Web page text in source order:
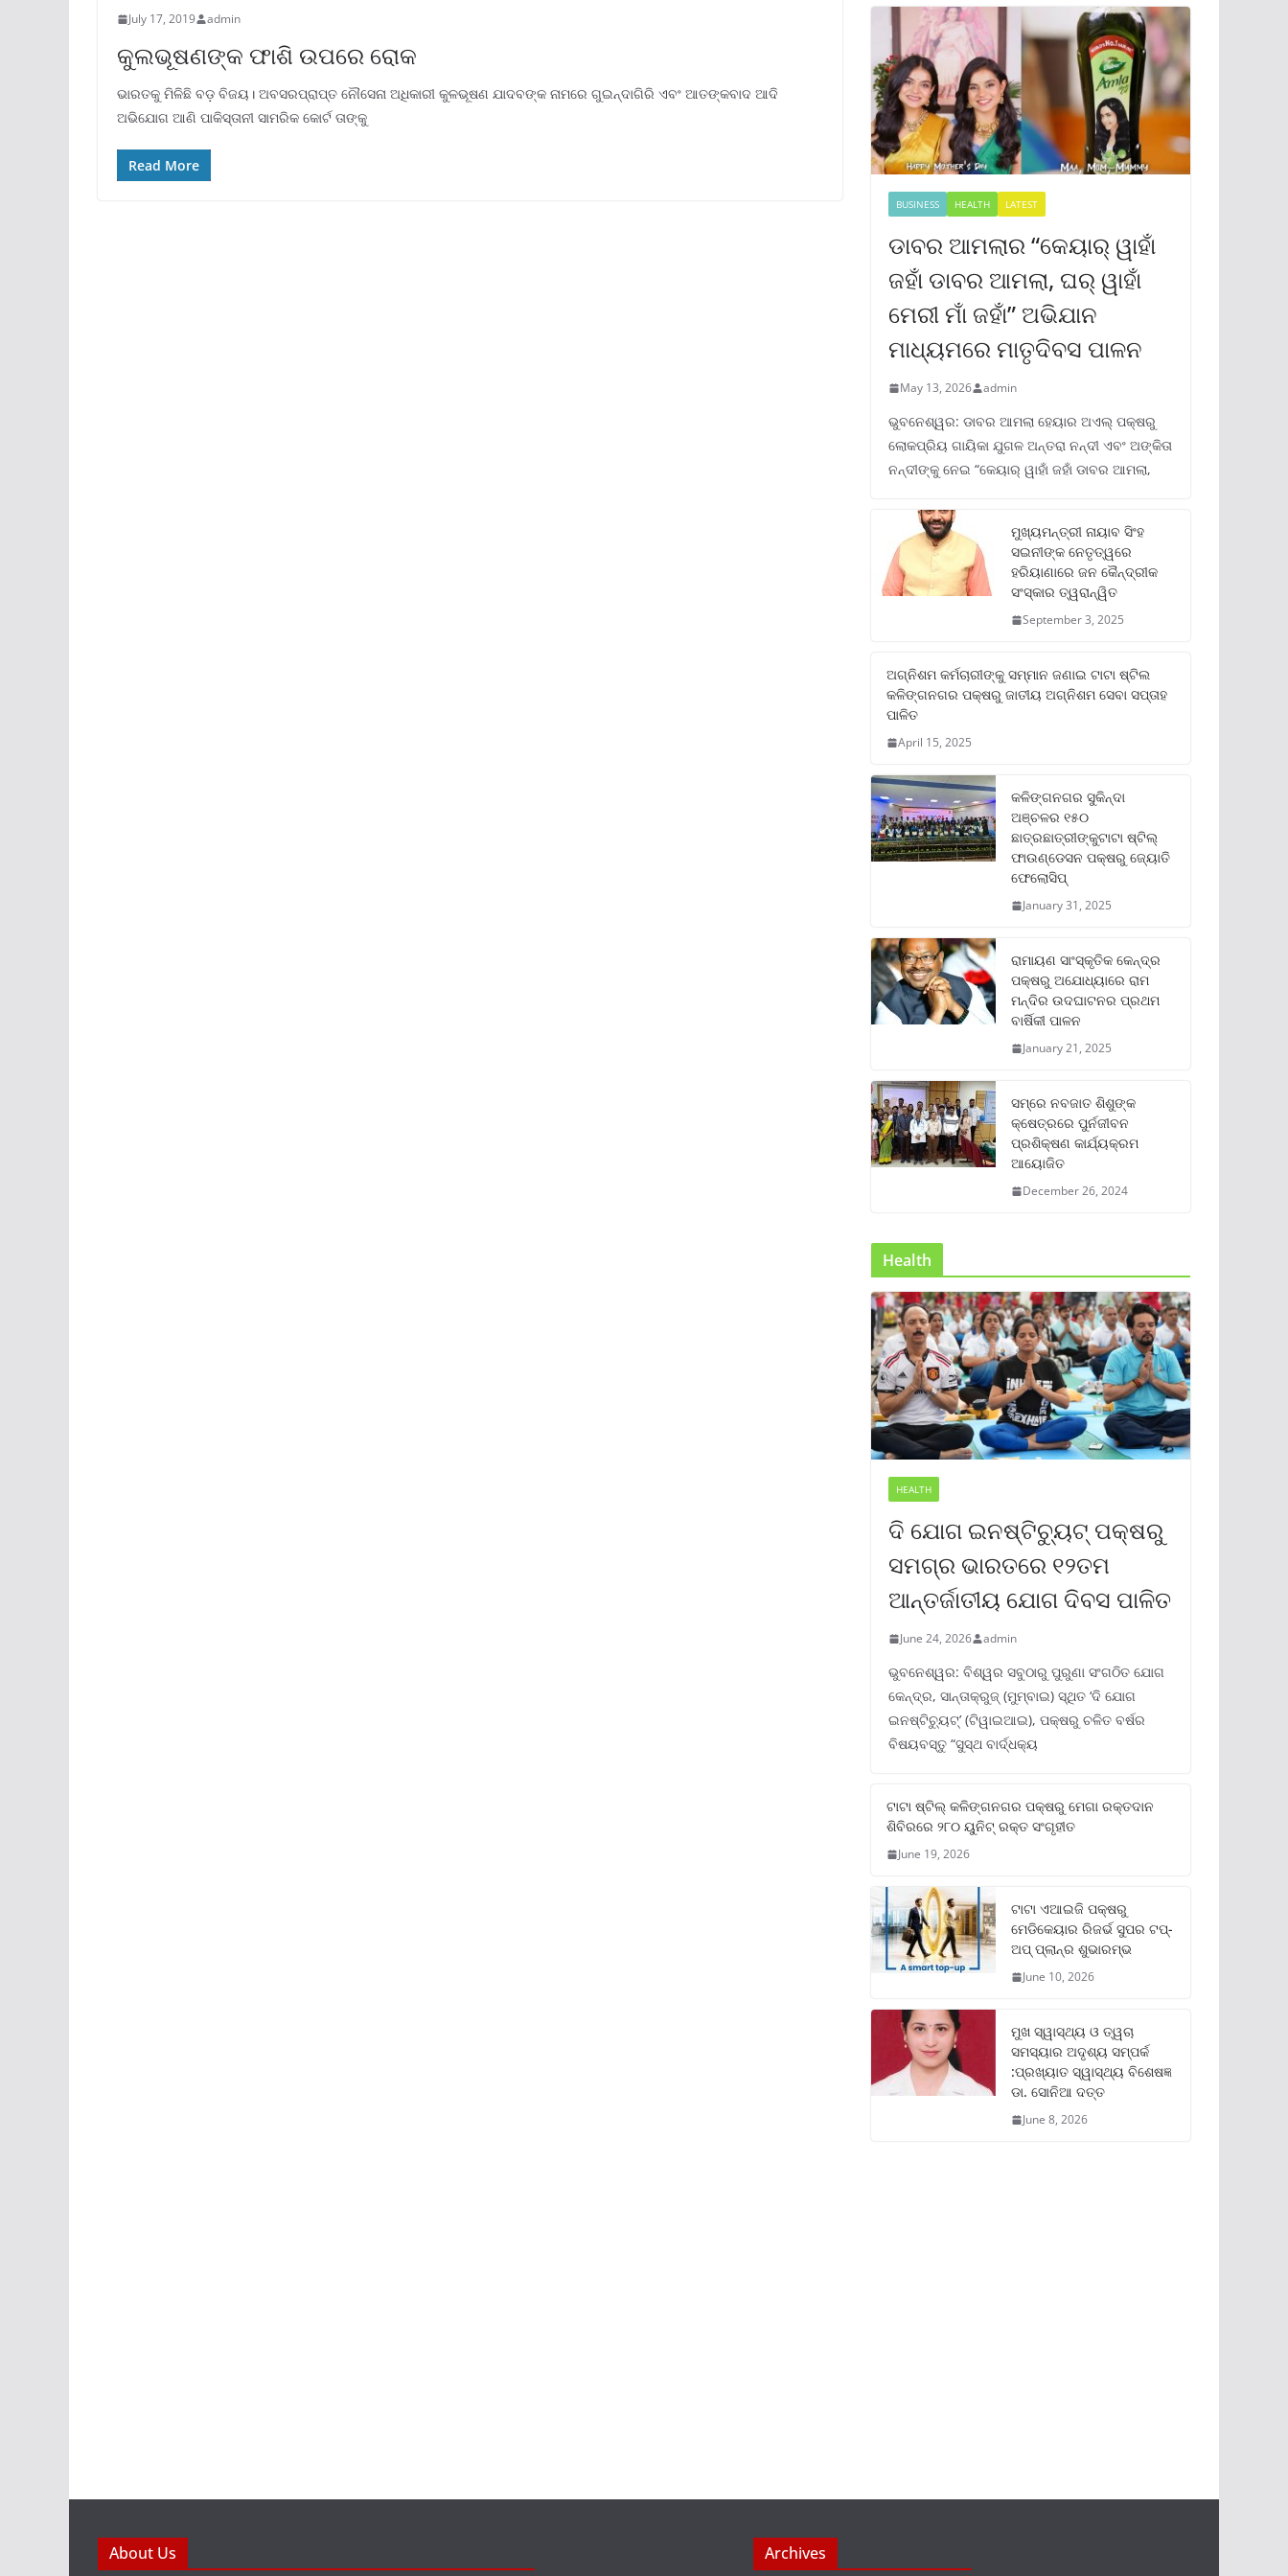
July 17, 2019 admin
କୁଲଭୂଷଣଙ୍କ ଫାଶି ଉପରେ ରୋକ
ଭାରତକୁ ମିଳିଛି ବଡ଼ ବିଜୟ। ଅବସରପ୍ରାପ୍ତ ନୌସେନା ଅଧିକାରୀ କୁଳଭୂଷଣ ଯାଦବଙ୍କ ନାମରେ ଗୁଇନ୍ଦାଗିରି ଏବଂ ଆତଙ୍କବାଦ ଆଦି
ଅଭିଯୋଗ ଆଣି ପାକିସ୍ତାନୀ ସାମରିକ କୋର୍ଟ ତାଙ୍କୁ
Read More
BUSINESS HEALTH LATEST
ଡାବର ଆମଲାର “କେୟାର୍ ୱାହାଁ
ଜହାଁ ଡାବର ଆମଲା, ଘର୍ ୱାହାଁ
ମେରୀ ମାଁ ଜହାଁ” ଅଭିଯାନ
ମାଧ୍ୟମରେ ମାତୃଦିବସ ପାଳନ
May 13, 2026 admin
ଭୁବନେଶ୍ୱର: ଡାବର ଆମଲା ହେୟାର ଅଏଲ୍ ପକ୍ଷରୁ
ଲୋକପ୍ରିୟ ଗାୟିକା ଯୁଗଳ ଅନ୍ତରା ନନ୍ଦୀ ଏବଂ ଅଙ୍କିତା
ନନ୍ଦୀଙ୍କୁ ନେଇ “କେୟାର୍ ୱାହାଁ ଜହାଁ ଡାବର ଆମଲା,
ମୁଖ୍ୟମନ୍ତ୍ରୀ ନାୟାବ ସିଂହ
ସଇନୀଙ୍କ ନେତୃତ୍ୱରେ
ହରିୟାଣାରେ ଜନ କୈନ୍ଦ୍ରୀକ
ସଂସ୍କାର ତ୍ୱରାନ୍ୱିତ
September 3, 2025
ଅଗ୍ନିଶମ କର୍ମଚାରୀଙ୍କୁ ସମ୍ମାନ ଜଣାଇ ଟାଟା ଷ୍ଟିଲ
କଳିଙ୍ଗନଗର ପକ୍ଷରୁ ଜାତୀୟ ଅଗ୍ନିଶମ ସେବା ସପ୍ତାହ
ପାଳିତ
April 15, 2025
କଳିଙ୍ଗନଗର ସୁକିନ୍ଦା
ଅଞ୍ଚଳର ୧୫୦
ଛାତ୍ରଛାତ୍ରୀଙ୍କୁଟାଟା ଷ୍ଟିଲ୍
ଫାଉଣ୍ଡେସନ ପକ୍ଷରୁ ଜ୍ୟୋତି
ଫେଲୋସିପ୍‌
January 31, 2025
ରାମାୟଣ ସାଂସ୍କୃତିକ କେନ୍ଦ୍ର
ପକ୍ଷରୁ ଅଯୋଧ୍ୟାରେ ରାମ
ମନ୍ଦିର ଉଦଘାଟନର ପ୍ରଥମ
ବାର୍ଷିକୀ ପାଳନ
January 21, 2025
ସମ୍‌ରେ ନବଜାତ ଶିଶୁଙ୍କ
କ୍ଷେତ୍ରରେ ପୁର୍ନଜୀବନ
ପ୍ରଶିକ୍ଷଣ କାର୍ଯ୍ୟକ୍ରମ
ଆୟୋଜିତ
December 26, 2024
Health
HEALTH
ଦି ଯୋଗ ଇନଷ୍ଟିଚ୍ୟୁଟ୍ ପକ୍ଷରୁ
ସମଗ୍ର ଭାରତରେ ୧୨ତମ
ଆନ୍ତର୍ଜାତୀୟ ଯୋଗ ଦିବସ ପାଳିତ
June 24, 2026 admin
ଭୁବନେଶ୍ୱର: ବିଶ୍ୱର ସବୁଠାରୁ ପୁରୁଣା ସଂଗଠିତ ଯୋଗ
କେନ୍ଦ୍ର, ସାନ୍ତାକ୍ରୁଜ୍ (ମୁମ୍ବାଇ) ସ୍ଥିତ ‘ଦି ଯୋଗ
ଇନଷ୍ଟିଚ୍ୟୁଟ୍‌’ (ଟିୱାଇଆଇ), ପକ୍ଷରୁ ଚଳିତ ବର୍ଷର
ବିଷୟବସ୍ତୁ “ସୁସ୍ଥ ବାର୍ଦ୍ଧକ୍ୟ
ଟାଟା ଷ୍ଟିଲ୍‌ କଳିଙ୍ଗନଗର ପକ୍ଷରୁ ମେଗା ରକ୍ତଦାନ
ଶିବିରରେ ୨୮୦ ୟୁନିଟ୍‌ ରକ୍ତ ସଂଗୃହୀତ
June 19, 2026
ଟାଟା ଏଆଇଜି ପକ୍ଷରୁ
ମେଡିକେୟାର ରିଜର୍ଭ ସୁପର ଟପ୍‌-
ଅପ୍ ପ୍ଲାନ୍‌ର ଶୁଭାରମ୍ଭ
June 10, 2026
ମୁଖ ସ୍ୱାସ୍ଥ୍ୟ ଓ ତ୍ୱଚା
ସମସ୍ୟାର ଅଦୃଶ୍ୟ ସମ୍ପର୍କ
:ପ୍ରଖ୍ୟାତ ସ୍ୱାସ୍ଥ୍ୟ ବିଶେଷଜ୍ଞ
ଡା. ସୋନିଆ ଦତ୍ତ
June 8, 2026
About Us Archives